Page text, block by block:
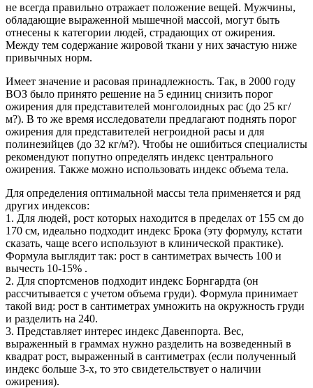
не всегда правильно отражает положение вещей. Мужчины,
обладающие выраженной мышечной массой, могут быть
отнесены к категории людей, страдающих от ожирения.
Между тем содержание жировой ткани у них зачастую ниже
привычных норм.
Имеет значение и расовая принадлежность. Так, в 2000 году
ВОЗ было принято решение на 5 единиц снизить порог
ожирения для представителей монголоидных рас (до 25 кг/
м?). В то же время исследователи предлагают поднять порог
ожирения для представителей негроидной расы и для
полинезийцев (до 32 кг/м?). Чтобы не ошибиться специалисты
рекомендуют попутно определять индекс центрального
ожирения. Также можно использовать индекс объема тела.
Для определения оптимальной массы тела применяется и ряд
других индексов:
1. Для людей, рост которых находится в пределах от 155 см до
170 см, идеально подходит индекс Брока (эту формулу, кстати
сказать, чаще всего используют в клинической практике).
Формула выглядит так: рост в сантиметрах вычесть 100 и
вычесть 10-15% .
2. Для спортсменов подходит индекс Борнгардта (он
рассчитывается с учетом объема груди). Формула принимает
такой вид: рост в сантиметрах умножить на окружность груди
и разделить на 240.
3. Представляет интерес индекс Давенпорта. Вес,
выраженный в граммах нужно разделить на возведенный в
квадрат рост, выраженный в сантиметрах (если полученный
индекс больше 3-х, то это свидетельствует о наличии
ожирения).